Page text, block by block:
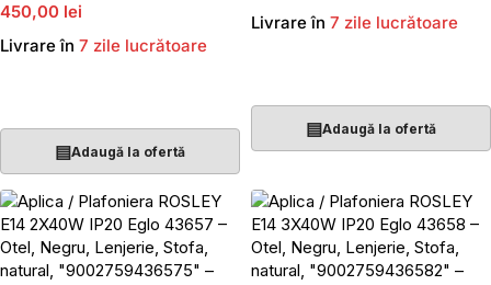
450,00 lei
Livrare în 7 zile lucrătoare
▤Adaugă la ofertă
Livrare în 7 zile lucrătoare
▤Adaugă la ofertă